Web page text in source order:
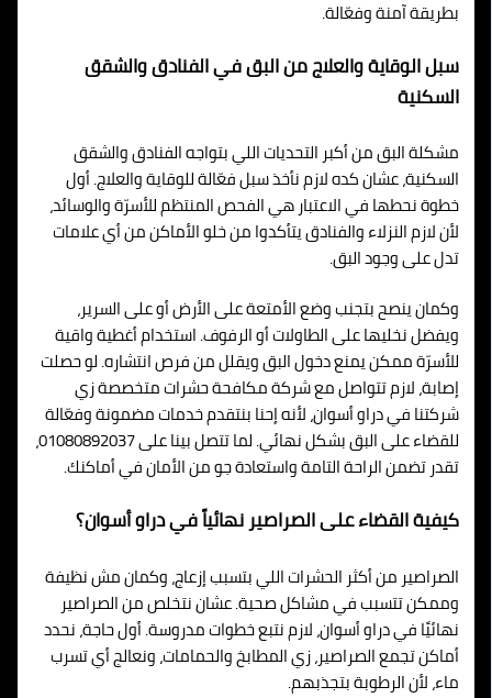
بطريقة آمنة وفعّالة.
سبل الوقاية والعلاج من البق في الفنادق والشقق
السكنية
مشكلة البق من أكبر التحديات اللي بتواجه الفنادق والشقق
السكنية، عشان كده لازم نأخذ سبل فعّالة للوقاية والعلاج. أول
خطوة نحطها في الاعتبار هي الفحص المنتظم للأسرّة والوسائد،
لأن لازم النزلاء والفنادق يتأكدوا من خلو الأماكن من أي علامات
تدل على وجود البق.
وكمان ينصح بتجنب وضع الأمتعة على الأرض أو على السرير،
ويفضل نخليها على الطاولات أو الرفوف. استخدام أغطية واقية
للأسرّة ممكن يمنع دخول البق ويقلل من فرص انتشاره. لو حصلت
إصابة، لازم تتواصل مع شركة مكافحة حشرات متخصصة زي
شركتنا في دراو أسوان، لأنه إحنا بنتقدم خدمات مضمونة وفعّالة
للقضاء على البق بشكل نهائي. لما تتصل بينا على 01080892037،
تقدر تضمن الراحة التامة واستعادة جو من الأمان في أماكنك.
كيفية القضاء على الصراصير نهائياً في دراو أسوان؟
الصراصير من أكثر الحشرات اللي بتسبب إزعاج، وكمان مش نظيفة
وممكن تتسبب في مشاكل صحية. عشان نتخلص من الصراصير
نهائيًا في دراو أسوان، لازم نتبع خطوات مدروسة. أول حاجة، نحدد
أماكن تجمع الصراصير، زي المطابخ والحمامات، ونعالج أي تسرب
ماء، لأن الرطوبة بتجذبهم.